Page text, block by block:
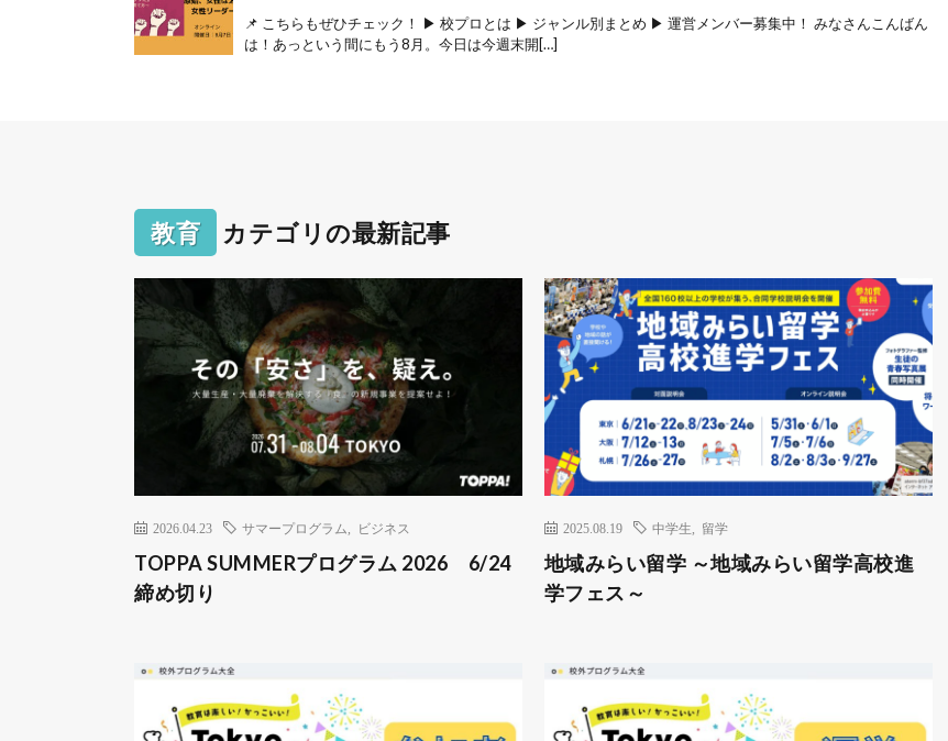
📌 こちらもぜひチェック！ ▶ 校プロとは ▶ ジャンル別まとめ ▶ 運営メンバー募集中！ みなさんこんばん
は！あっという間にもう8月。今日は今週末開[…]
教育 カテゴリの最新記事
2026.04.23 サマープログラム ビジネス
TOPPA SUMMERプログラム 2026 6/24
締め切り
2025.08.19 中学生 留学
地域みらい留学 ～地域みらい留学高校進
学フェス～